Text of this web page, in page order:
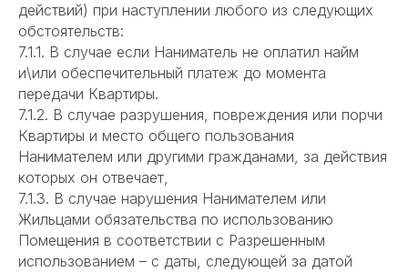
действий) при наступлении любого из следующих
обстоятельств:
7.1.1. В случае если Наниматель не оплатил найм
и\или обеспечительный платеж до момента
передачи Квартиры.
7.1.2. В случае разрушения, повреждения или порчи
Квартиры и место общего пользования
Нанимателем или другими гражданами, за действия
которых он отвечает,
7.1.3. В случае нарушения Нанимателем или
Жильцами обязательства по использованию
Помещения в соответствии с Разрешенным
использованием – с даты, следующей за датой